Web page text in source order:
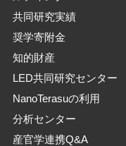
共同研究実績
奨学寄附金
知的財産
LED共同研究センター
NanoTerasuの利用
分析センター
産官学連携Q&A